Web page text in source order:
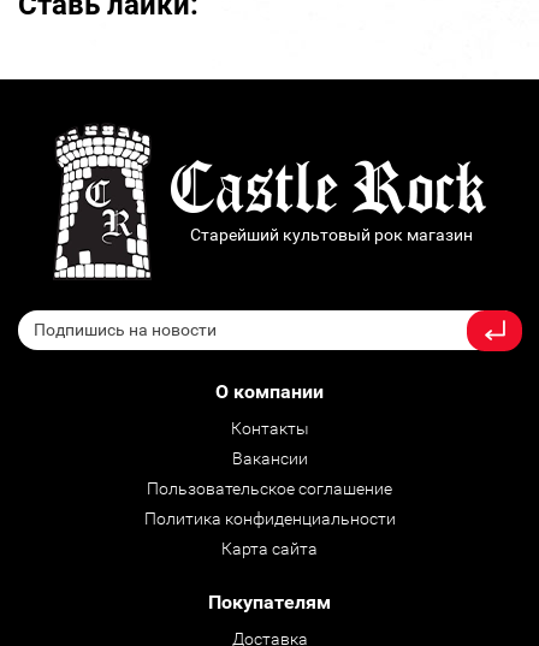
Старейший культовый рок магазин
О компании
Контакты
Вакансии
Пользовательское соглашение
Политика конфиденциальности
Карта сайта
Покупателям
Доставка